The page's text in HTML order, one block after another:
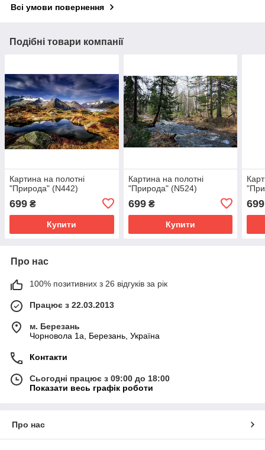
Всі умови повернення
Подібні товари компанії
Картина на полотні
"Природа" (N442)
699 ₴
Купити
Картина на полотні
"Природа" (N524)
699₴
Купити
699
Про нас
100% позитивних з 26 відгуків за рік
Працює з 22.03.2013
м. Березань
Чорновола 1а, Березань, Україна
Контакти
Сьогодні працює з 09:00 до 18:00
Показати весь графік роботи
Про нас